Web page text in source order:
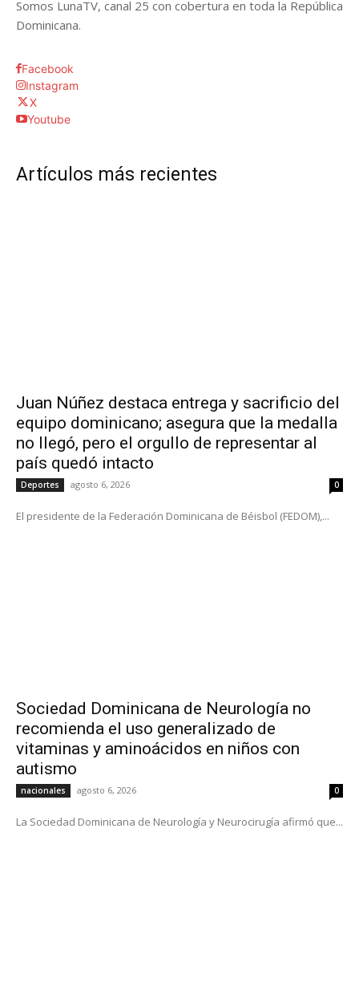
Somos LunaTV, canal 25 con cobertura en toda la República
Dominicana.
Facebook
Instagram
X
Youtube
Artículos más recientes
Juan Núñez destaca entrega y sacrificio del
equipo dominicano; asegura que la medalla
no llegó, pero el orgullo de representar al
país quedó intacto
Deportes agosto 6, 2026 0
El presidente de la Federación Dominicana de Béisbol (FEDOM),...
Sociedad Dominicana de Neurología no
recomienda el uso generalizado de
vitaminas y aminoácidos en niños con
autismo
nacionales agosto 6, 2026 0
La Sociedad Dominicana de Neurología y Neurocirugía afirmó que...